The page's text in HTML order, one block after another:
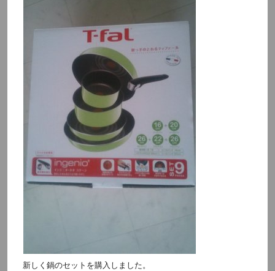
新しく鍋のセットを購入しました。